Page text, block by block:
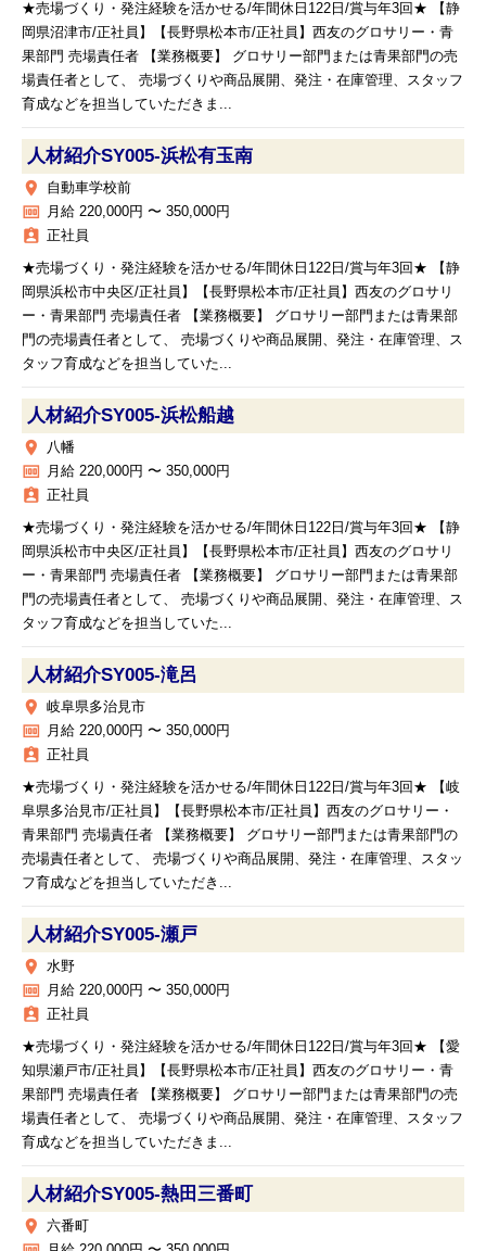
★売場づくり・発注経験を活かせる/年間休日122日/賞与年3回★ 【静
岡県沼津市/正社員】【長野県松本市/正社員】西友のグロサリー・青
果部門 売場責任者 【業務概要】 グロサリー部門または青果部門の売
場責任者として、 売場づくりや商品展開、発注・在庫管理、スタッフ
育成などを担当していただきま...
人材紹介SY005‐浜松有玉南
place 自動車学校前
money 月給 220,000円 〜 350,000円
assignment_ind 正社員
★売場づくり・発注経験を活かせる/年間休日122日/賞与年3回★ 【静
岡県浜松市中央区/正社員】【長野県松本市/正社員】西友のグロサリ
ー・青果部門 売場責任者 【業務概要】 グロサリー部門または青果部
門の売場責任者として、 売場づくりや商品展開、発注・在庫管理、ス
タッフ育成などを担当していた...
人材紹介SY005‐浜松船越
place 八幡
money 月給 220,000円 〜 350,000円
assignment_ind 正社員
★売場づくり・発注経験を活かせる/年間休日122日/賞与年3回★ 【静
岡県浜松市中央区/正社員】【長野県松本市/正社員】西友のグロサリ
ー・青果部門 売場責任者 【業務概要】 グロサリー部門または青果部
門の売場責任者として、 売場づくりや商品展開、発注・在庫管理、ス
タッフ育成などを担当していた...
人材紹介SY005‐滝呂
place 岐阜県多治見市
money 月給 220,000円 〜 350,000円
assignment_ind 正社員
★売場づくり・発注経験を活かせる/年間休日122日/賞与年3回★ 【岐
阜県多治見市/正社員】【長野県松本市/正社員】西友のグロサリー・
青果部門 売場責任者 【業務概要】 グロサリー部門または青果部門の
売場責任者として、 売場づくりや商品展開、発注・在庫管理、スタッ
フ育成などを担当していただき...
人材紹介SY005‐瀬戸
place 水野
money 月給 220,000円 〜 350,000円
assignment_ind 正社員
★売場づくり・発注経験を活かせる/年間休日122日/賞与年3回★ 【愛
知県瀬戸市/正社員】【長野県松本市/正社員】西友のグロサリー・青
果部門 売場責任者 【業務概要】 グロサリー部門または青果部門の売
場責任者として、 売場づくりや商品展開、発注・在庫管理、スタッフ
育成などを担当していただきま...
人材紹介SY005‐熱田三番町
place 六番町